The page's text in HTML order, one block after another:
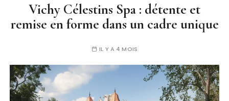
Vichy Célestins Spa : détente et
remise en forme dans un cadre unique
IL Y A 4 MOIS